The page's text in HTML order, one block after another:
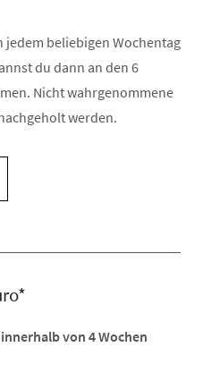
jedem beliebigen Wochentag
du dann an den 6
Nicht wahrgenommene
werden.
von 4 Wochen